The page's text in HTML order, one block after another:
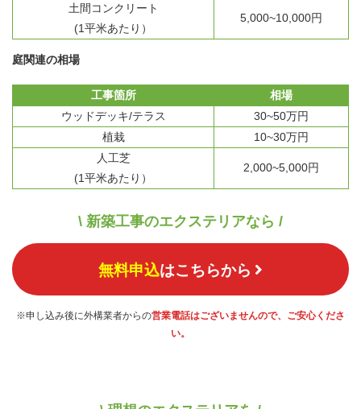
土間コンクリート
(1平米あたり）
5,000~10,000円
庭関連の相場
工事箇所
相場
ウッドデッキ/テラス
30~50万円
植栽
10~30万円
人工芝
(1平米あたり）
2,000~5,000円
\ 新築工事のエクステリアなら /
無料申込はこちらから
※申し込み後に外構業者からの営業電話はございませんので、ご安心くださ
い。